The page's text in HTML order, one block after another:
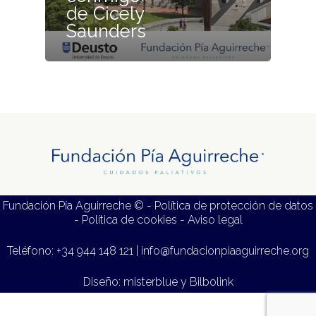
de Cicely
Saunders
Fundación Pía Aguirreche © - Política de protección de datos
- Política de cookies - Aviso legal
Teléfono: +34 944 148 121 info@fundacionpiaaguirreche.org
Diseño: misterbluey Bilbolink